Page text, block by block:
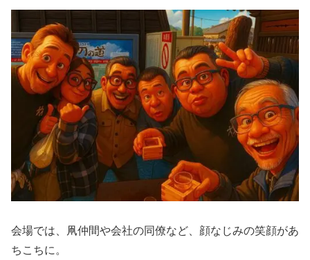
会場では、凧仲間や会社の同僚など、顔なじみの笑顔があ
ちこちに。